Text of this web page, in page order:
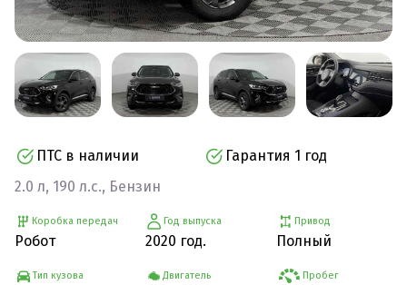
ПТС в наличии
Гарантия 1 год
2.0 л, 190 л.с., Бензин
Коробка передач
Робот
Тип кузова
Год выпуска
2020 год.
Двигатель
Привод
Полный
Пробег